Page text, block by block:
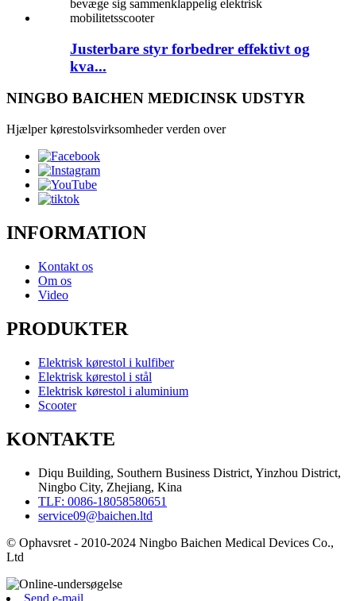
Justerbare styr forbedrer effektivt og
kva...
NINGBO BAICHEN MEDICINSK UDSTYR
Hjælper kørestolsvirksomheder verden over
INFORMATION
Kontakt os
Om os
Video
PRODUKTER
Elektrisk kørestol i kulfiber
Elektrisk kørestol i stål
Elektrisk kørestol i aluminium
Scooter
KONTAKTE
Diqu Building, Southern Business District, Yinzhou District,
Ningbo City, Zhejiang, Kina
TLF: 0086-18058580651
service09@baichen.ltd
© Ophavsret - 2010-2024 Ningbo Baichen Medical Devices Co.,
Ltd
Send e-mail